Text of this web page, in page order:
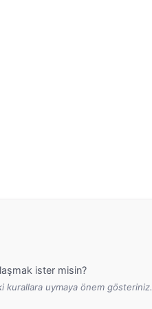
ister misin?
kurallara uymaya önem gösteriniz.